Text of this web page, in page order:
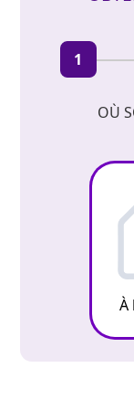
1
OÙ
À